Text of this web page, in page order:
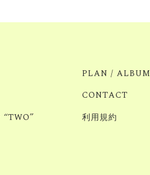
PLAN / ALBUM
CONTACT
利用規約